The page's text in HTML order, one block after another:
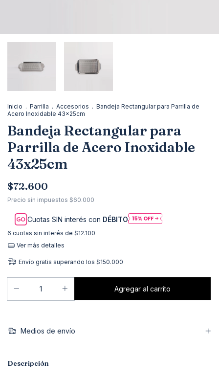
Inicio . Parrilla . Accesorios . Bandeja Rectangular para Parrilla de
Acero Inoxidable 43x25cm
Bandeja Rectangular para
Parrilla de Acero Inoxidable
43x25cm
$72.600
Precio sin impuestos $60.000
Cuotas SIN interés con DÉBITO
6 cuotas sin interés de $12.100
Ver más detalles
Envío gratis superando los $150.000
Medios de envío
Descripción